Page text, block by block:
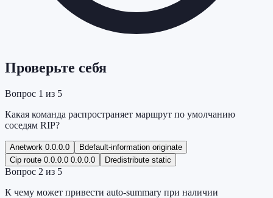
Проверьте себя
Вопрос 1 из 5
Какая команда распространяет маршрут по умолчанию
соседям RIP?
Anetwork 0.0.0.0 Bdefault-information originate
Cip route 0.0.0.0 0.0.0.0 Dredistribute static
Вопрос 2 из 5
К чему может привести auto-summary при наличии